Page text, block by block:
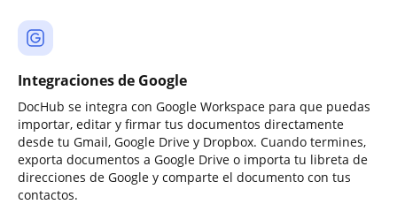
Integraciones de Google
DocHub se integra con Google Workspace para que puedas
importar, editar y firmar tus documentos directamente
desde tu Gmail, Google Drive y Dropbox. Cuando termines,
exporta documentos a Google Drive o importa tu libreta de
direcciones de Google y comparte el documento con tus
contactos.